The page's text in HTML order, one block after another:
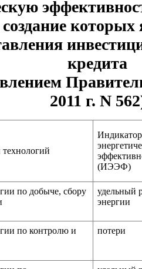
которых
кредита
2011 г. N
Индикатор
(ИЭЭФ)
по добыче, сбору
удельный
энергии
по контролю и
потери